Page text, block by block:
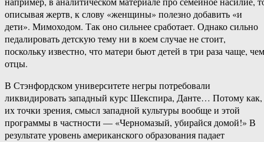
описывая жертв, к слову «женщины» полезно добавить «и
дети». Мимоходом. Так оно сильнее сработает. Однако сильно
педалировать детскую тему ни в коем случае не стоит,
поскольку известно, что матери бьют детей в три раза чаще, чем
отцы.
В Стэнфордском университете негры потребовали
ликвидировать западный курс Шекспира, Данте… Потому как,
их точки зрения, смысл западной культуры вообще и этой
программы в частности — «Черномазый, убирайся домой!» В
результате уровень американского образования падает